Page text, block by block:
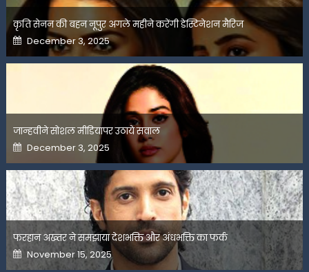
कृति सेनन की बहन नूपुर अगले महीने करेंगी डेस्टिनेशन मैरिज
Posted
on
December 3, 2025
जान्हवीने सोशल मीडियापर उठाये सवाल
Posted
on
December 3, 2025
फरहान अख्तर ने समझाया देशभक्ति और अंधभक्ति का फर्क
Posted
on
November 15, 2025